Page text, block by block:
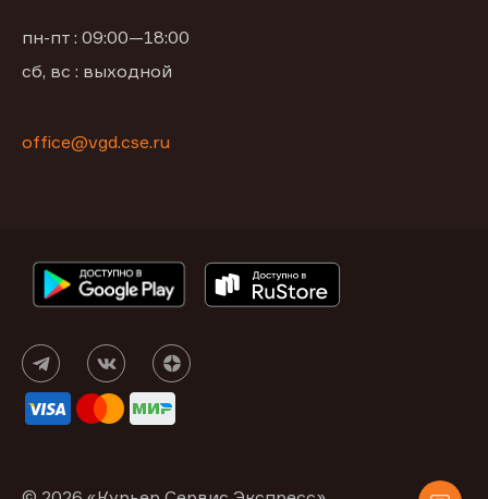
пн-пт : 09:00—18:00
сб, вс : выходной
office@vgd.cse.ru